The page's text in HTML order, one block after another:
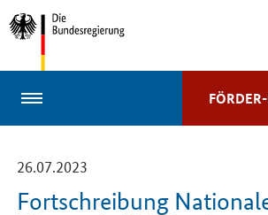
Leichte Sprache
26.07.2023
Fortschreibung